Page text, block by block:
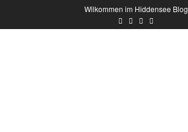
Wilkommen im Hiddensee Blog